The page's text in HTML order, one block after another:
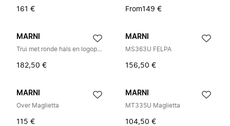
161 € From149 €
MARNI
Trui met ronde hals en logopatch op de mouwen
182,50 €
MARNI
MS363U FELPA
156,50 €
MARNI
Over Maglietta
115 €
MARNI
MT335U Maglietta
104,50 €